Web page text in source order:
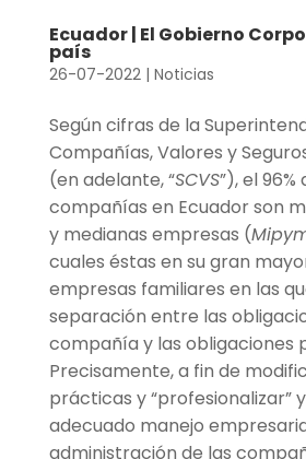
Ecuador | El Gobierno
país
26-07-2022| Noticias
Según cifras de la
Compañías, Valores y
(en adelante, “SCVS”), el 96%
compañías en Ecuador son
y medianas empresas (
cuales éstas en su gran
empresas familiares en las
separación entre las
compañía y las obligaciones
Precisamente, a fin de
prácticas y “profesionalizar”
adecuado manejo
administración de las